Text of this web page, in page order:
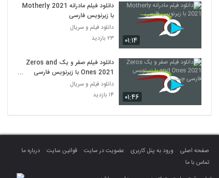
۰۱:۱۴
دانلود فیلم مادرانه Motherly 2021
با زیرنویس فارسی
دانلود فیلم و سریال
۲۳ بازدید
۰۱:۴۶
دانلود فیلم صفر و یک Zeros and
Ones 2021 با زیرنویس فارسی
چسبیده
دانلود فیلم و سریال
۱۴ بازدید
صفحه اصلی ورود به پنل کاربری عضویت در سایت قوانین سایت
درباره ما
تماس با ما